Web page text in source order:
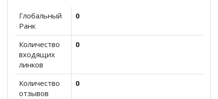
Глобальный
Ранк
0
Количество
входящих
линков
0
Количество
отзывов
0